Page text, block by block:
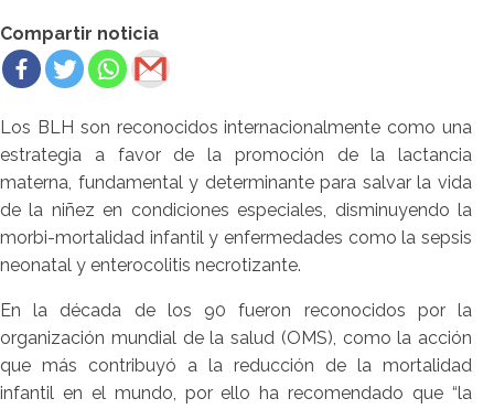
Compartir noticia
Los BLH son reconocidos internacionalmente como una
estrategia a favor de la promoción de la lactancia
materna, fundamental y determinante para salvar la vida
de la niñez en condiciones especiales, disminuyendo la
morbi-mortalidad infantil y enfermedades como la sepsis
neonatal y enterocolitis necrotizante.
En la década de los 90 fueron reconocidos por la
organización mundial de la salud (OMS), como la acción
que más contribuyó a la reducción de la mortalidad
infantil en el mundo, por ello ha recomendado que “la